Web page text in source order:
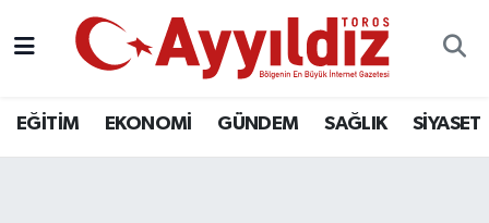
EĞİTİM EKONOMİ GÜNDEM SAĞLIK SİYASET